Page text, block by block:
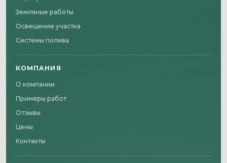
Земляные работы
Освещение участка
Системы полива
КОМПАНИЯ
О компании
Примеры работ
Отзывы
Цены
Контакты